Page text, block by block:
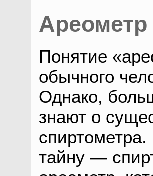
Ареометр
Понятие
обычного
Однако,
знают о
тайну —